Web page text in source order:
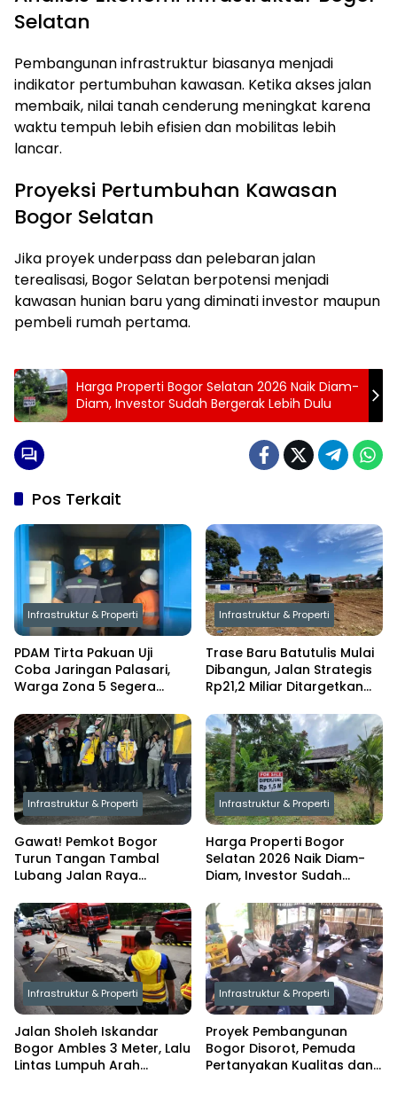
Selatan
Pembangunan infrastruktur biasanya menjadi
indikator pertumbuhan kawasan. Ketika akses jalan
membaik, nilai tanah cenderung meningkat karena
waktu tempuh lebih efisien dan mobilitas lebih
lancar.
Proyeksi Pertumbuhan Kawasan
Bogor Selatan
Jika proyek underpass dan pelebaran jalan
terealisasi, Bogor Selatan berpotensi menjadi
kawasan hunian baru yang diminati investor maupun
pembeli rumah pertama.
Harga Properti Bogor Selatan 2026 Naik Diam-
Diam, Investor Sudah Bergerak Lebih Dulu
Pos Terkait
Infrastruktur & Properti
PDAM Tirta Pakuan Uji
Coba Jaringan Palasari,
Warga Zona 5 Segera
Jam
Infrastruktur & Properti
Trase Baru Batutulis Mulai
Dibangun, Jalan Strategis
Rp21,2 Miliar Ditargetkan
Infrastruktur & Properti
Gawat! Pemkot Bogor
Turun Tangan Tambal
Lubang Jalan Raya
Ambil Langkah Berani
Infrastruktur & Properti
Harga Properti Bogor
Selatan 2026 Naik Diam-
Diam, Investor Sudah
Infrastruktur & Properti
Jalan Sholeh Iskandar
Bogor Ambles 3 Meter, Lalu
Lintas Lumpuh Arah
Infrastruktur & Properti
Proyek Pembangunan
Bogor Disorot, Pemuda
Pertanyakan Kualitas dan